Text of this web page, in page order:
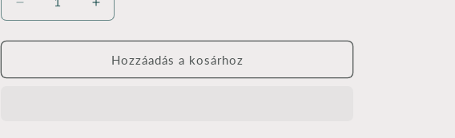
Hűtőmágnes
alap
mágnessel
cm
Hűtőmágnes
alap
mágnessel
7,5x4,5
cm
Hozzáadás a kosárhoz